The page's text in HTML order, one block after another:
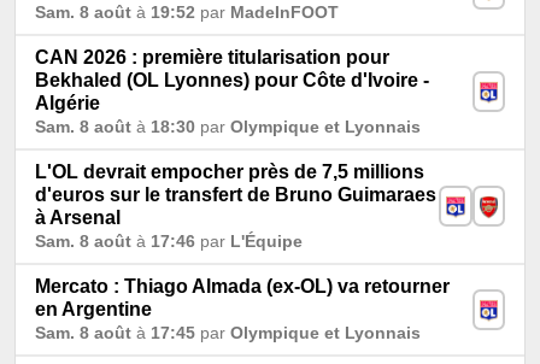
Sam. 8 août à 19:52 par MadeInFOOT
CAN 2026 : première titularisation pour
Bekhaled (OL Lyonnes) pour Côte d'Ivoire -
Algérie
Sam. 8 août à 18:30 par Olympique et Lyonnais
L'OL devrait empocher près de 7,5 millions
d'euros sur le transfert de Bruno Guimaraes
à Arsenal
Sam. 8 août à 17:46 par L'Équipe
Mercato : Thiago Almada (ex-OL) va retourner
en Argentine
Sam. 8 août à 17:45 par Olympique et Lyonnais